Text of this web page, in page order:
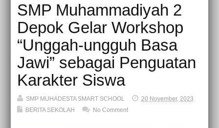
SMP Muhammadiyah 2
Depok Gelar Workshop
“Unggah-ungguh Basa
Jawi” sebagai Penguatan
Karakter Siswa
SMP MUHADESTA SMART SCHOOL
20 November, 2023
BERITA SEKOLAH
No Comment